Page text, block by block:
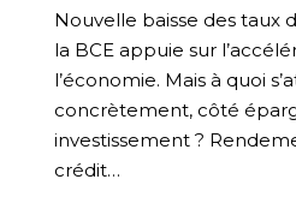
Nouvelle baisse des taux
la BCE appuie sur
l’économie. Mais à quoi
concrètement, côté
investissement ?
crédit…